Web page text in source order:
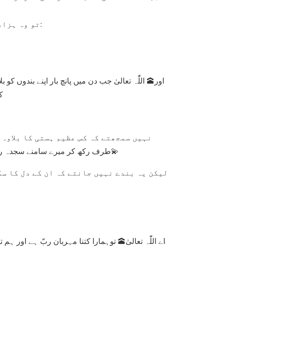
تو وہ ہزاروں ماؤں سے زیادہ پیار کرنے والا اللہ عزوجل فرماتا ہے:
اور🕋 اللّٰہ تعالیٰ جب دن میں پانچ بار اپنے بندوں
نہیں سمجھتے کہ کس عظیم ہستی کا بلاوہ
طرف رکھ کر میرے سامنے سجدہ ریز ہو جائے مجھ سے باتیں کرے اور میں اس کا دل سکون سے بھر دوں۔💫
لیکن یہ بندے نہیں جانتے کہ ان کے دل کا
اے اللّٰہ تعالیٰ🕋 توہمارا کتنا مہربان ربّ ہے اور